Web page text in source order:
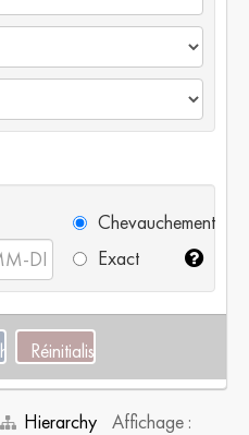
Chevauchement
Exact
Hierarchy Affichage :